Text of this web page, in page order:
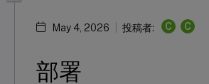
May 4, 2026 投稿者: C C
部署